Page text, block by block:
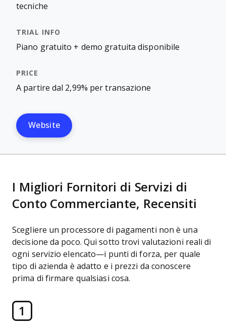
tecniche
Piano gratuito + demo gratuita disponibile
A partire dal 2,99% per transazione
Website
I Migliori Fornitori di Servizi di
Conto Commerciante, Recensiti
Scegliere un processore di pagamenti non è una
decisione da poco. Qui sotto trovi valutazioni reali di
ogni servizio elencato—i punti di forza, per quale
tipo di azienda è adatto e i prezzi da conoscere
prima di firmare qualsiasi cosa.
1